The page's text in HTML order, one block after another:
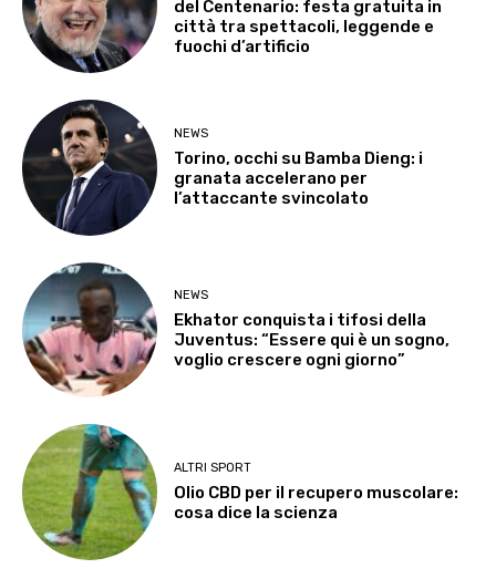
del Centenario: festa gratuita in
città tra spettacoli, leggende e
fuochi d’artificio
NEWS
Torino, occhi su Bamba Dieng: i
granata accelerano per
l’attaccante svincolato
NEWS
Ekhator conquista i tifosi della
Juventus: “Essere qui è un sogno,
voglio crescere ogni giorno”
ALTRI SPORT
Olio CBD per il recupero muscolare:
cosa dice la scienza